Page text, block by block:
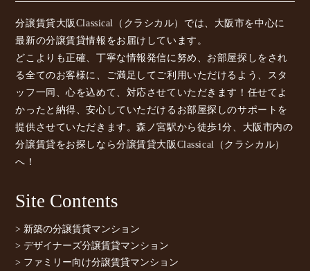
分譲賃貸大阪Classical（クラシカル）では、大阪市を中心に
最新の分譲賃貸情報をお届けしています。
どこよりも正確、丁寧な情報発信に努め、お部屋探しをされ
る全てのお客様に、ご満足してご利用いただけるよう、スタ
ッフ一同、心を込めて、対応させていただきます！任せてよ
かったと納得、安心していただけるお部屋探しのサポートを
提供させていただきます。森ノ宮駅から徒歩1分、大阪市内の
分譲賃貸をお探しなら分譲賃貸大阪Classical（クラシカル）
へ！
Site Contents
> 新築の分譲賃貸マンション
> デザイナーズ分譲賃貸マンション
> ファミリー向け分譲賃貸マンション